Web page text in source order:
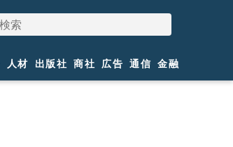
人材 出版社 商社 広告 通信 金融